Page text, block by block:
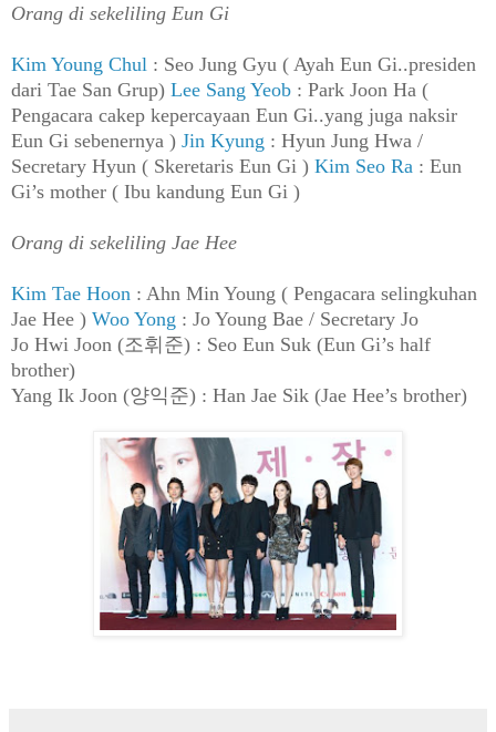
Orang di sekeliling Eun Gi
Kim Young Chul : Seo Jung Gyu ( Ayah Eun Gi..presiden
dari Tae San Grup) Lee Sang Yeob : Park Joon Ha (
Pengacara cakep kepercayaan Eun Gi..yang juga naksir
Eun Gi sebenernya ) Jin Kyung : Hyun Jung Hwa /
Secretary Hyun ( Skeretaris Eun Gi ) Kim Seo Ra : Eun
Gi’s mother ( Ibu kandung Eun Gi )
Orang di sekeliling Jae Hee
Kim Tae Hoon : Ahn Min Young ( Pengacara selingkuhan
Jae Hee ) Woo Yong : Jo Young Bae / Secretary Jo
Jo Hwi Joon (조휘준) : Seo Eun Suk (Eun Gi’s half
brother)
Yang Ik Joon (양익준) : Han Jae Sik (Jae Hee’s brother)